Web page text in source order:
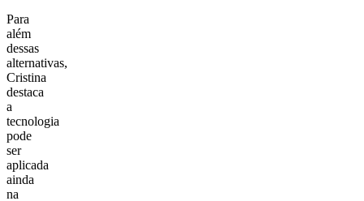
Para
além
dessas
alternativas,
Cristina
destaca
a
tecnologia
pode
ser
aplicada
ainda
na